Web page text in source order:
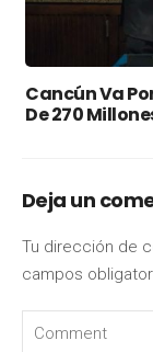
Cancún Va
De 270
Deja un
Tu dirección de
campos